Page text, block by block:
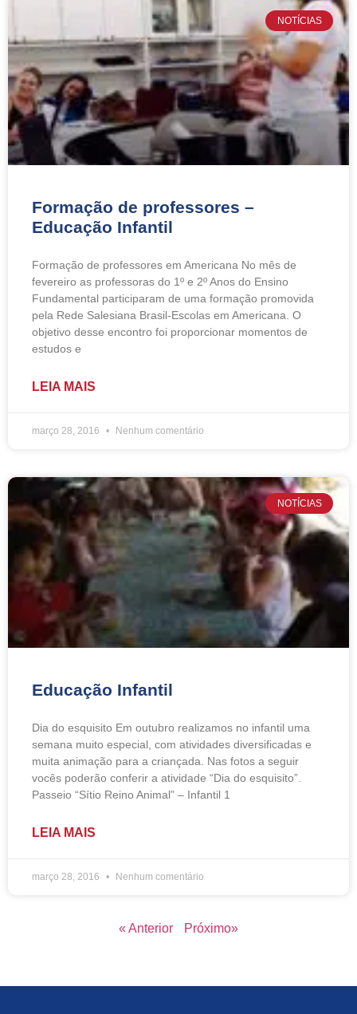
NOTÍCIAS
Formação de professores –
Educação Infantil
Formação de professores em Americana No mês de
fevereiro as professoras do 1º e 2º Anos do Ensino
Fundamental participaram de uma formação promovida
pela Rede Salesiana Brasil-Escolas em Americana. O
objetivo desse encontro foi proporcionar momentos de
estudos e
LEIA MAIS
março 28, 2016 Nenhum comentário
NOTÍCIAS
Educação Infantil
Dia do esquisito Em outubro realizamos no infantil uma
semana muito especial, com atividades diversificadas e
muita animação para a criançada. Nas fotos a seguir
vocês poderão conferir a atividade “Dia do esquisito”.
Passeio “Sítio Reino Animal” – Infantil 1
LEIA MAIS
março 28, 2016 Nenhum comentário
« Anterior Próximo»